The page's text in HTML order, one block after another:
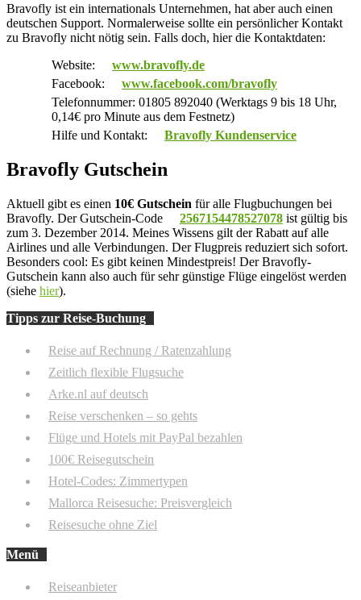
Bravofly ist ein internationals Unternehmen, hat aber auch einen
deutschen Support. Normalerweise sollte ein persönlicher Kontakt
zu Bravofly nicht nötig sein. Falls doch, hier die Kontaktdaten:
Website:
www.bravofly.de
Facebook:
www.facebook.com/bravofly
Telefonnummer: 01805 892040 (Werktags 9 bis 18 Uhr,
0,14€ pro Minute aus dem Festnetz)
Hilfe und Kontakt:
Bravofly Kundenservice
Bravofly Gutschein
Aktuell gibt es einen 10€ Gutschein für alle Flugbuchungen bei
Bravofly. Der Gutschein-Code
2567154478527078 ist gültig bis
zum 3. Dezember 2014. Meines Wissens gilt der Rabatt auf alle
Airlines und alle Verbindungen. Der Flugpreis reduziert sich sofort.
Besonders cool: Es gibt keinen Mindestpreis! Der Bravofly-
Gutschein kann also auch für sehr günstige Flüge eingelöst werden
(siehe hier).
Tipps zur Reise-Buchung
Reise auf Rechnung / Ratenzahlung
Zeitlich flexible Flugsuche
Arke.nl auf deutsch
Reise verschenken – so gehts
Flüge und Hotels mit PayPal bezahlen
100€ Reisegutschein
Hotel-Codes: Zimmertypen
Mallorca Reisesuche: Preisvergleich
Reisesuche ohne Ziel
Menü
Reiseanbieter